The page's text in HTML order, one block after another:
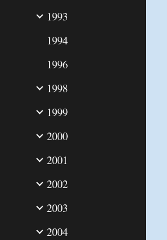
1993
1994
1996
1998
1999
2000
2001
2002
2003
2004